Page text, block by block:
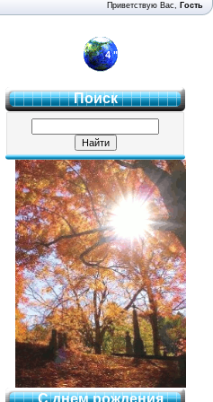
Приветствую Вас, Гость
4 "Б"
Поиск
С днем рождения